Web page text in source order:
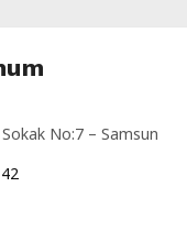
No:7 – Samsun